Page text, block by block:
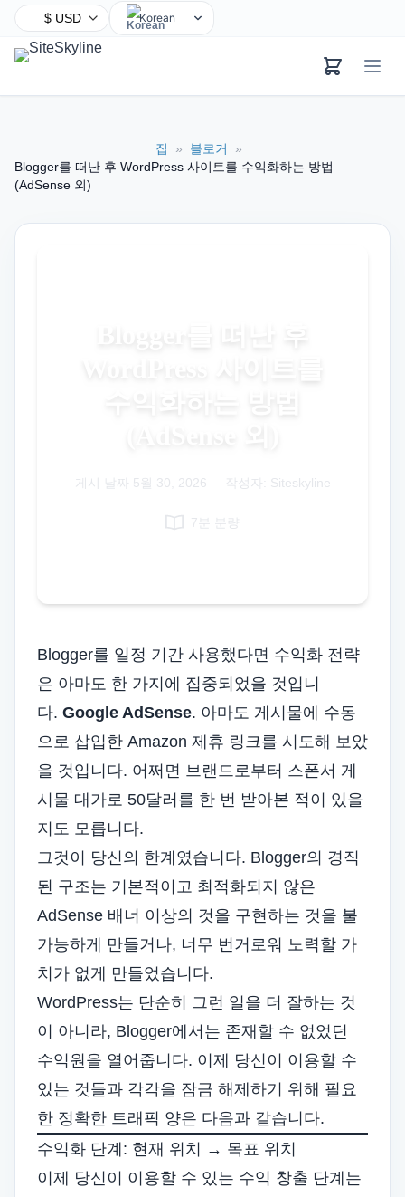
Korean
Arabic
Turkish
Danish
집 » 블로거
»
Blogger를 떠난 후 WordPress 사이트를 수익화하는 방법
(AdSense 외)
Blogger를 떠난 후
수익화하는 방법
게시 날짜 5월 30, 2026 작성자: Siteskyline
7분 분량
Blogger를 일정 기간 사용했다면 수익화 전략
은 아마도 한 가지에 집중되었을 것입니
다. Google AdSense. 아마도 게시물에 수동
으로 삽입한 Amazon 제휴 링크를 시도해 보았
을 것입니다. 어쩌면 브랜드로부터 스폰서 게
시물 대가로 50달러를 한 번 받아본 적이 있을
지도 모릅니다.
그것이 당신의 한계였습니다. Blogger의 경직
된 구조는 기본적이고 최적화되지 않은
AdSense 배너 이상의 것을 구현하는 것을 불
가능하게 만들거나, 너무 번거로워 노력할 가
치가 없게 만들었습니다.
WordPress는 단순히 그런 일을 더 잘하는 것
이 아니라, Blogger에서는 존재할 수 없었던
수익원을 열어줍니다. 이제 당신이 이용할 수
있는 것들과 각각을 잠금 해제하기 위해 필요
한 정확한 트래픽 양은 다음과 같습니다.
수익화 단계: 현재 위치 → 목표 위치
이제 당신이 이용할 수 있는 수익 창출 단계는